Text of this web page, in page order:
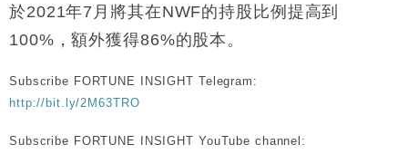
於2021年7月將其在NWF的持股比例提高到
100%，額外獲得86%的股本。
Subscribe FORTUNE INSIGHT Telegram:
http://bit.ly/2M63TRO
Subscribe FORTUNE INSIGHT YouTube channel: